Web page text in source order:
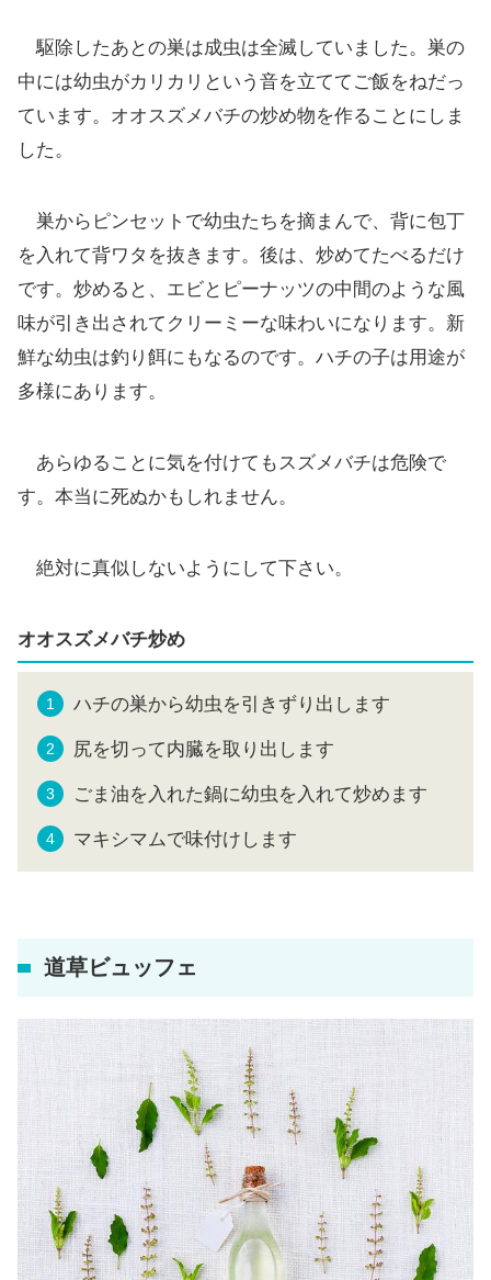
駆除したあとの巣は成虫は全滅していました。巣の
中には幼虫がカリカリという音を立ててご飯をねだっ
ています。オオスズメバチの炒め物を作ることにしま
した。
巣からピンセットで幼虫たちを摘まんで、背に包丁
を入れて背ワタを抜きます。後は、炒めてたべるだけ
です。炒めると、エビとピーナッツの中間のような風
味が引き出されてクリーミーな味わいになります。新
鮮な幼虫は釣り餌にもなるのです。ハチの子は用途が
多様にあります。
あらゆることに気を付けてもスズメバチは危険で
す。本当に死ぬかもしれません。
絶対に真似しないようにして下さい。
オオスズメバチ炒め
ハチの巣から幼虫を引きずり出します
尻を切って内臓を取り出します
ごま油を入れた鍋に幼虫を入れて炒めます
マキシマムで味付けします
道草ビュッフェ